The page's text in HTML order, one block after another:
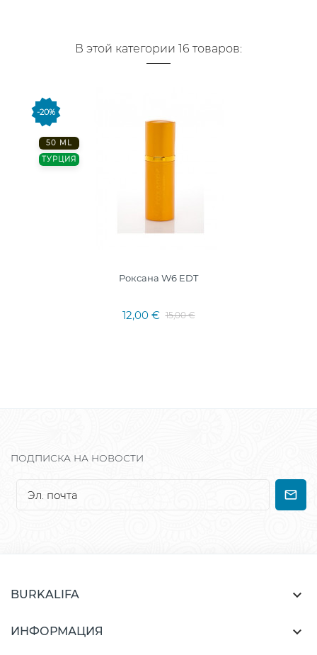
В этой категории 16 товаров:
-20%
50 ML
ТУРЦИЯ
Роксана W6 EDT
12,00 € 15,00 €
ПОДПИСКА НА НОВОСТИ
BURKALIFA 
ИНФОРМАЦИЯ 